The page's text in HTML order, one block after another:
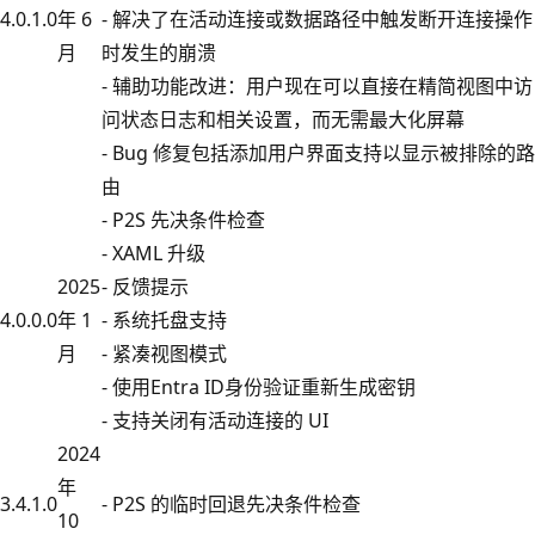
4.0.1.0年 6
月
- 解决了在活动连接或数据路径中触发断开连接操作
时发生的崩溃
- 辅助功能改进：用户现在可以直接在精简视图中访
问状态日志和相关设置，而无需最大化屏幕
- Bug 修复包括添加用户界面支持以显示被排除的路
由
4.0.0.0
2025
年 1
月
- P2S 先决条件检查
- XAML 升级
- 反馈提示
- 系统托盘支持
- 紧凑视图模式
- 使用Entra ID身份验证重新生成密钥
- 支持关闭有活动连接的 UI
3.4.1.0
2024
年
10
- P2S 的临时回退先决条件检查